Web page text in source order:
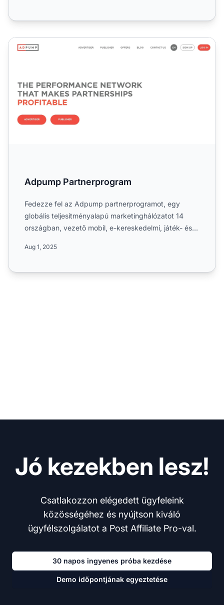
Adpump Partnerprogram
Adpump Partnerprogram
Fedezze fel az Adpump partnerprogramot, egy
globális teljesítményalapú marketinghálózatot 14
országban, vezető mobil, e-kereskedelmi, játék- és
Aug 1, 2025
Jó kezekben lesz!
Csatlakozzon elégedett ügyfeleink
közösségéhez és nyújtson kiváló
ügyfélszolgálatot a Post Affiliate Pro-val.
30 napos ingyenes próba kezdése
Demo időpontjának egyeztetése